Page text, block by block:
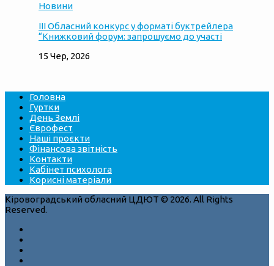
Новини
ІІІ Обласний конкурс у форматі буктрейлера
“Книжковий форум: запрошуємо до участі
15 Чер, 2026
Головна
Гуртки
День Землі
Єврофест
Наші проєкти
Фінансова звітність
Контакти
Кабінет психолога
Корисні матеріали
Кіровоградський обласний ЦДЮТ © 2026. All Rights
Reserved.